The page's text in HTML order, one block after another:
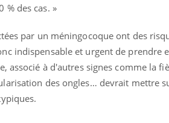
% des cas. »
par un méningocoque ont des
indispensable et urgent de prendre
associé à d'autres signes comme la
des ongles… devrait mettre